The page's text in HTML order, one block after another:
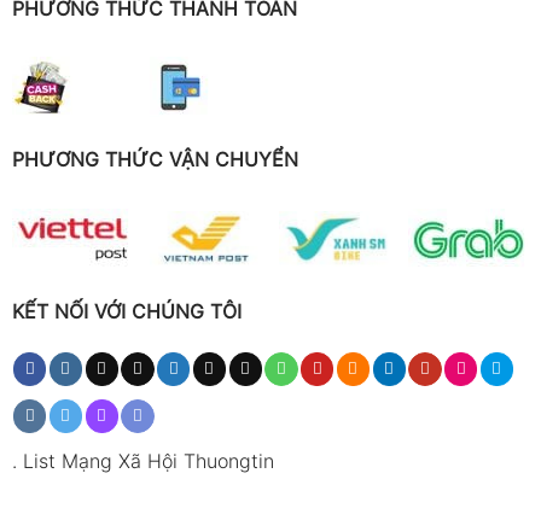
PHƯƠNG THỨC THANH TOÁN
PHƯƠNG THỨC VẬN CHUYỂN
KẾT NỐI VỚI CHÚNG TÔI
. List Mạng Xã Hội Thuongtin